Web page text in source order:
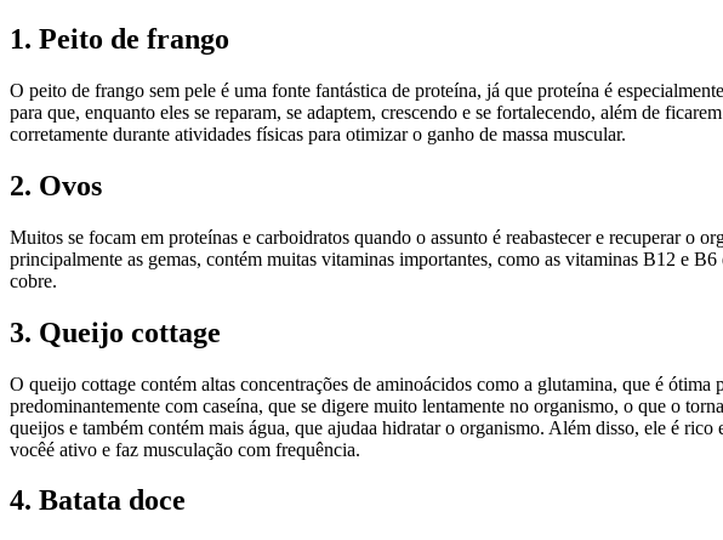
1. Peito de frango
O peito de frango sem pele é uma fonte fantástica de proteína, já que proteína é
para que, enquanto eles se reparam, se adaptem, crescendo e se fortalecendo, além de
corretamente durante atividades físicas para otimizar o ganho de massa muscular.
2. Ovos
Muitos se focam em proteínas e carboidratos quando o assunto é reabastecer e recuperar o
principalmente as gemas, contém muitas vitaminas importantes, como as vitaminas B12 e
cobre.
3. Queijo cottage
O queijo cottage contém altas concentrações de aminoácidos como a glutamina, que é
predominantemente com caseína, que se digere muito lentamente no organismo, o que o
queijos e também contém mais água, que ajudaa hidratar o organismo. Além disso, ele é
vocêé ativo e faz musculação com frequência.
4. Batata doce